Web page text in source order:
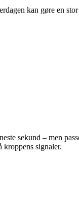
kan gøre en
sekund – men
kroppens signaler.